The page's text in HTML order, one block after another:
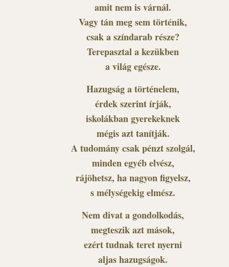
amit nem is várnál.
Vagy tán meg sem történik,
csak a színdarab része?
Terepasztal a kezükben
a világ egésze.
Hazugság a történelem,
érdek szerint írják,
iskolákban gyerekeknek
mégis azt tanítják.
A tudomány csak pénzt szolgál,
minden egyéb elvész,
rájöhetsz, ha nagyon figyelsz,
s mélységekig elmész.
Nem divat a gondolkodás,
megteszik azt mások,
ezért tudnak teret nyerni
aljas hazugságok.